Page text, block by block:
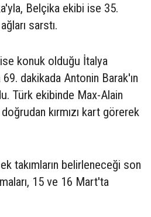
Belçika ekibi ise 35.
sarstı.
konuk olduğu İtalya
dakikada Antonin Barak'ın
Türk ekibinde Max-Alain
kırmızı kart görerek
takımların belirleneceği son
15 ve 16 Mart'ta